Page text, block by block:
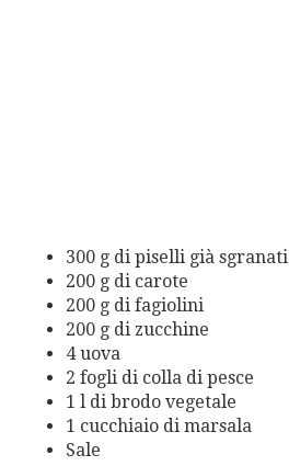
300 g di piselli già sgranati
200 g di carote
200 g di fagiolini
200 g di zucchine
4 uova
2 fogli di colla di pesce
1 l di brodo vegetale
1 cucchiaio di marsala
Sale